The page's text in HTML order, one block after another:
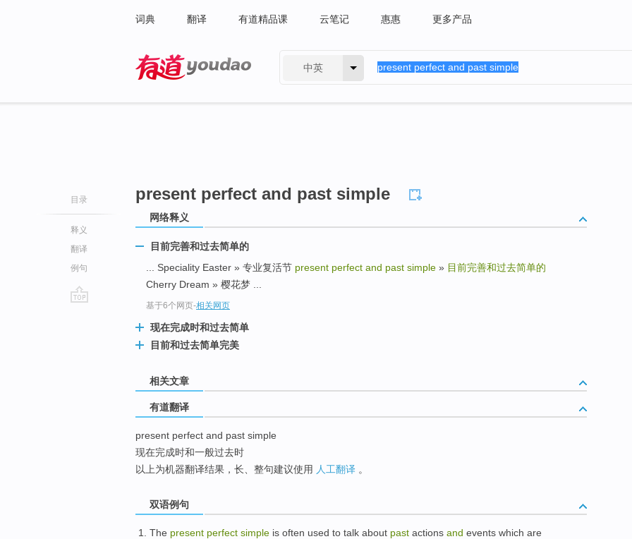
词典 翻译 有道精品课 云笔记 惠惠 更多产品
中英
目录
释义
翻译
例句
present perfect and past simple
网络释义
目前完善和过去简单的
... Speciality Easter » 专业复活节 present perfect and past simple » 目前完善和过去简单的
Cherry Dream » 樱花梦 ...
基于6个网页-相关网页
现在完成时和过去简单
目前和过去简单完美
相关文章
有道翻译
present perfect and past simple
现在完成时和一般过去时
以上为机器翻译结果，长、整句建议使用 人工翻译 。
双语例句
The present perfect simple is often used to talk about past actions and events which are